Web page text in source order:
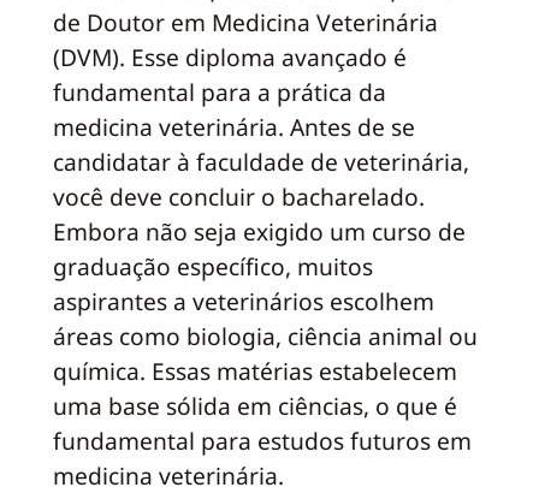
de Doutor em Medicina Veterinária
(DVM). Esse diploma avançado é
fundamental para a prática da
medicina veterinária. Antes de se
candidatar à faculdade de veterinária,
você deve concluir o bacharelado.
Embora não seja exigido um curso de
graduação específico, muitos
aspirantes a veterinários escolhem
áreas como biologia, ciência animal ou
química. Essas matérias estabelecem
uma base sólida em ciências, o que é
fundamental para estudos futuros em
medicina veterinária.